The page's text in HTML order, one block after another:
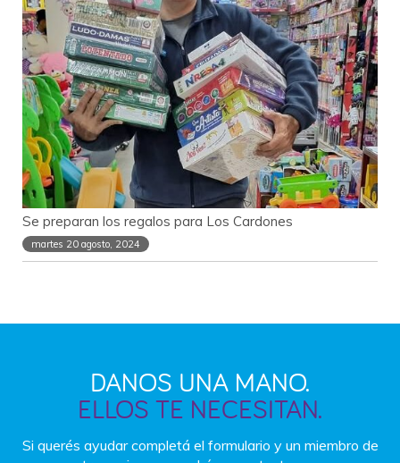
Se preparan los regalos para Los Cardones
martes 20 agosto, 2024
DANOS UNA MANO.
ELLOS TE NECESITAN.
Si querés ayudar completá el formulario y un miembro de